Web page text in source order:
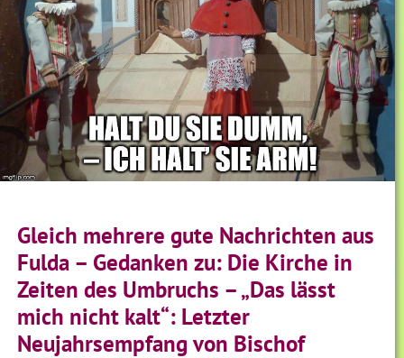
Gleich mehrere gute Nachrichten aus
Fulda – Gedanken zu: Die Kirche in
Zeiten des Umbruchs – „Das lässt
mich nicht kalt“: Letzter
Neujahrsempfang von Bischof